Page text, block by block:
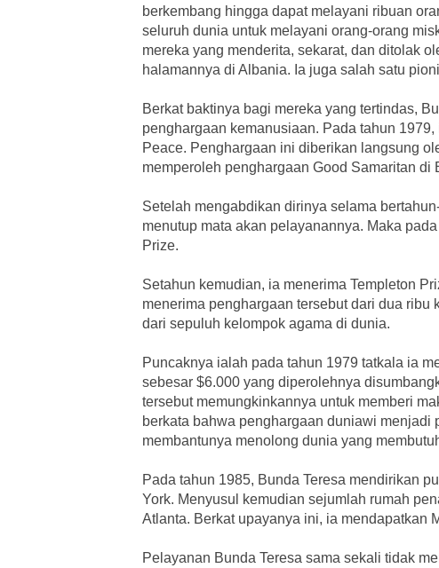
berkembang hingga dapat melayani ribuan
seluruh dunia untuk melayani orang-orang
mereka yang menderita, sekarat, dan ditolak
halamannya di Albania. Ia juga salah satu
Berkat baktinya bagi mereka yang tertindas,
penghargaan kemanusiaan. Pada tahun
Peace. Penghargaan ini diberikan langsung
memperoleh penghargaan Good Samaritan di
Setelah mengabdikan dirinya selama
menutup mata akan pelayanannya. Maka
Prize.
Setahun kemudian, ia menerima Templeton
menerima penghargaan tersebut dari dua
dari sepuluh kelompok agama di dunia.
Puncaknya ialah pada tahun 1979 tatkala ia
sebesar $6.000 yang diperolehnya
tersebut memungkinkannya untuk memberi
berkata bahwa penghargaan duniawi
membantunya menolong dunia yang
Pada tahun 1985, Bunda Teresa mendirikan
York. Menyusul kemudian sejumlah rumah
Atlanta. Berkat upayanya ini, ia mendapatkan
Pelayanan Bunda Teresa sama sekali tidak